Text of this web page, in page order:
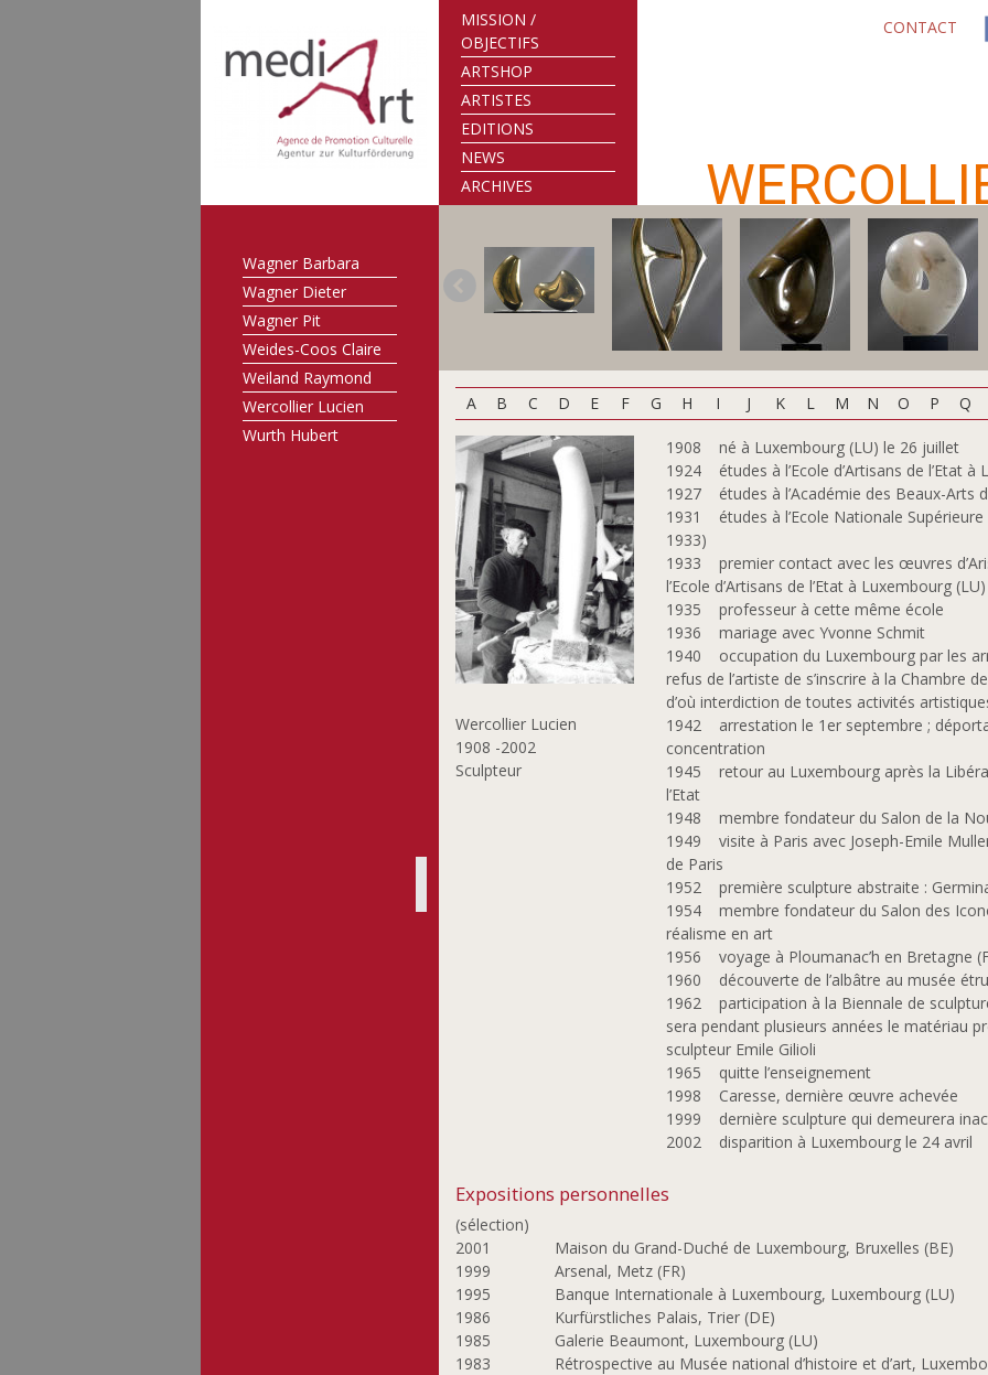
MISSION /
OBJECTIFS
ARTSHOP
ARTISTES
EDITIONS
NEWS
ARCHIVES
CONTACT
Svea Metzdorf Birte
Szönye Piroska
Thurm Nico
Turk-Gaillot Marie-
Viard Etienne
Wagner Barbara
Wagner Dieter
Wagner Pit
Weides-Coos Claire
Weiland Raymond
Wercollier Lucien
Wurth Hubert
A B C D E F G H I J K L M N O P Q
Wercollier Lucien
1908 -2002
Sculpteur
1908 né à Luxembourg (LU) le 26 juillet
1924 études à l’Ecole d’Artisans de l’Etat à
1927 études à l’Académie des Beaux-Arts
1931 études à l’Ecole Nationale
1933)
1933 premier contact avec les œuvres
l’Ecole d’Artisans de l’Etat à Luxembourg (LU)
1935 professeur à cette même école
1936 mariage avec Yvonne Schmit
1940 occupation du Luxembourg par les
refus de l’artiste de s’inscrire à la Chambre
d’où interdiction de toutes activités
1942 arrestation le 1er septembre ;
concentration
1945 retour au Luxembourg après la
l’Etat
1948 membre fondateur du Salon de la
1949 visite à Paris avec Joseph-Emile
de Paris
1952 première sculpture abstraite :
1954 membre fondateur du Salon des
réalisme en art
1956 voyage à Ploumanac’h en Bretagne
1960 découverte de l’albâtre au musée
1962 participation à la Biennale de
sera pendant plusieurs années le matériau
sculpteur Emile Gilioli
1965 quitte l’enseignement
1998 Caresse, dernière œuvre achevée
1999 dernière sculpture qui demeurera
2002 disparition à Luxembourg le 24 avril
Expositions personnelles
(sélection)
2001
Maison du Grand-Duché de Luxembourg, Bruxelles (BE)
1999
Arsenal, Metz (FR)
1995
Banque Internationale à Luxembourg, Luxembourg (LU)
1986
Kurfürstliches Palais, Trier (DE)
1985
Galerie Beaumont, Luxembourg (LU)
1983
Rétrospective au Musée national d’histoire et d’art,